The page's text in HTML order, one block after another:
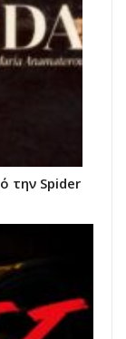
την Spider